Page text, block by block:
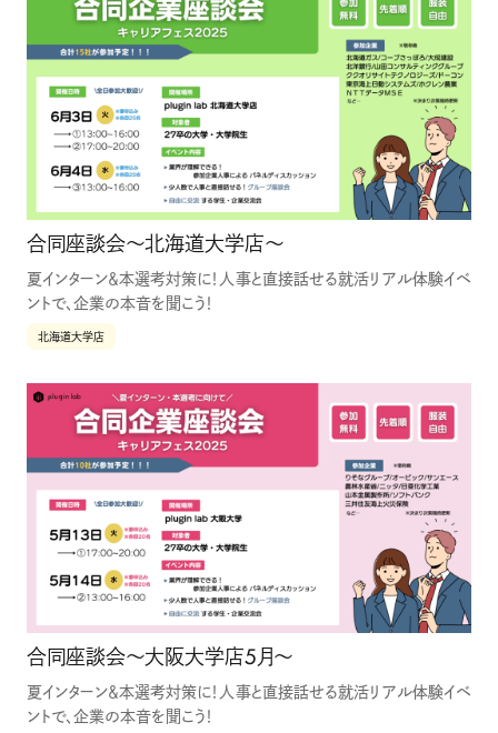
合同座談会〜北海道大学店〜
夏インターン＆本選考対策に！人事と直接話せる就活リアル体験イベ
ントで、企業の本音を聞こう！
北海道大学店
合同座談会〜大阪大学店5月〜
夏インターン＆本選考対策に！人事と直接話せる就活リアル体験イベ
ントで、企業の本音を聞こう！